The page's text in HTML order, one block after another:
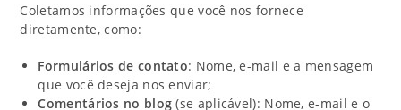
Coletamos informações que você nos fornece
diretamente, como:
Formulários de contato: Nome, e-mail e a mensagem
que você deseja nos enviar;
Comentários no blog (se aplicável): Nome, e-mail e o